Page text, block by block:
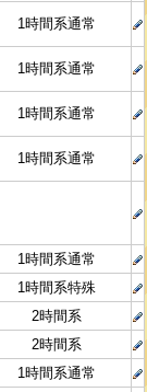
1時間系通常
1時間系通常
1時間系通常
1時間系通常
1時間系通常
1時間系特殊
2時間系
2時間系
1時間系通常